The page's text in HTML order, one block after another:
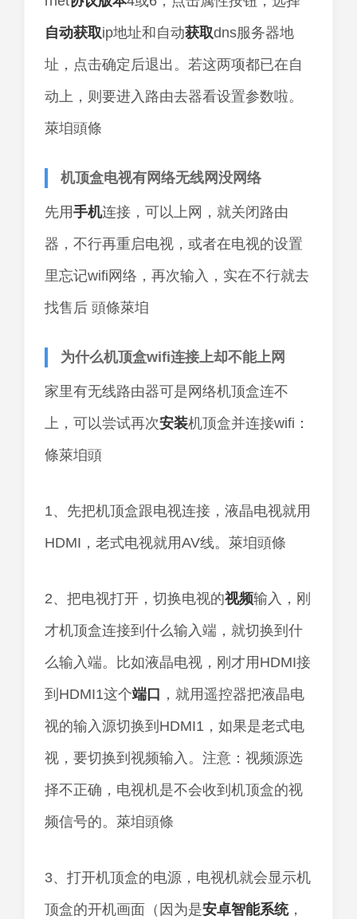
自动获取ip地址和自动获取dns服务器地
址，点击确定后退出。若这两项都已在自
动上，则要进入路由去器看设置参数啦。
萊垍頭條
机顶盒电视有网络无线网没网络
先用手机连接，可以上网，就关闭路由
器，不行再重启电视，或者在电视的设置
里忘记wifi网络，再次输入，实在不行就去
找售后 頭條萊垍
为什么机顶盒wifi连接上却不能上网
家里有无线路由器可是网络机顶盒连不
上，可以尝试再次安装机顶盒并连接wifi：
條萊垍頭
1、先把机顶盒跟电视连接，液晶电视就用
HDMI，老式电视就用AV线。萊垍頭條
2、把电视打开，切换电视的视频输入，刚
才机顶盒连接到什么输入端，就切换到什
么输入端。比如液晶电视，刚才用HDMI接
到HDMI1这个端口 ，就用遥控器把液晶电
视的输入源切换到HDMI1，如果是老式电
视，要切换到视频输入。注意：视频源选
择不正确，电视机是不会收到机顶盒的视
频信号的。萊垍頭條
3、打开机顶盒的电源，电视机就会显示机
顶盒的开机画面（因为是安卓智能系统，